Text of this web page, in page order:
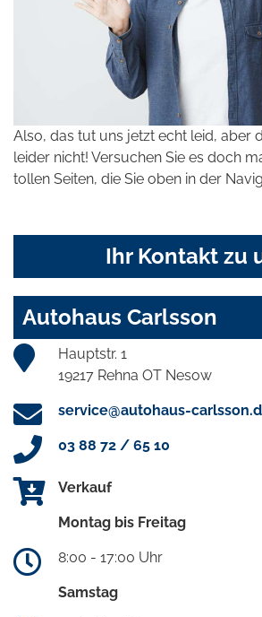
Also, das tut uns jetzt echt leid, aber
leider nicht! Versuchen Sie es doch
tollen Seiten, die Sie oben in der
Ihr Kontakt zu
Autohaus Carlsson
Hauptstr. 1
19217 Rehna OT Nesow
service@autohaus-
03 88 72 / 65 10
Verkauf
Montag bis Freitag
8:00 - 17:00 Uhr
Samstag